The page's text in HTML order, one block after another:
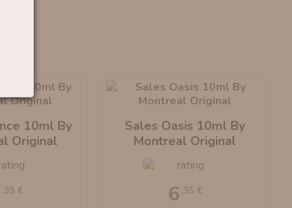
10ml By
Original
,35 €
Sales Oasis 10ml By
Montreal Original
6 ,35 €